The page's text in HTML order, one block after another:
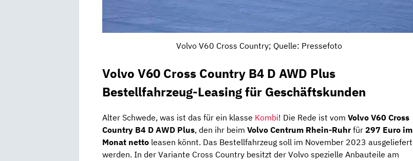
Volvo V60 Cross Country; Quelle: Pressefoto
Volvo V60 Cross Country B4 D AWD Plus
Bestellfahrzeug-Leasing für Geschäftskunden
Alter Schwede, was ist das für ein klasse Kombi! Die Rede ist vom Volvo V60 Cross
Country B4 D AWD Plus, den ihr beim Volvo Centrum Rhein-Ruhrfür 297 Euro im
Monat netto leasen könnt. Das Bestellfahrzeug soll im November 2023 ausgeliefert
werden. In der Variante Cross Country besitzt der Volvo spezielle Anbauteile am